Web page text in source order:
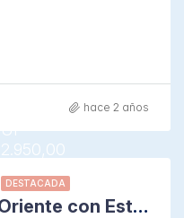
hace 2 años
DESTACADA
UF
2.950,00
Departamento Vista Oriente con Estacionamiento y Bodega